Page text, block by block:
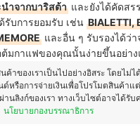
ำจากบาริสต้า และยังได้คัดสรร
รับการยอมรับ เช่น BIALETTI,
และอื่น ๆ รับรองได้ว่า
ต้มกาแฟของคุณนั้นง่ายขึ้นอย่า
ค้าของเราเป็นไปอย่างอิสระ โดยไม่
หรือการจ่ายเงินเพื่อโปรโมตสินค้าแ
นลิงก์ของเรา ทางเว็บไซต์อาจได้รั
นโยบายกองบรรณาธิการ